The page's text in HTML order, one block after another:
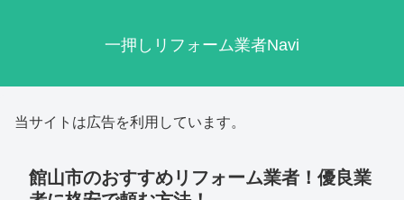
一押しリフォーム業者Navi
当サイトは広告を利用しています。
館山市のおすすめリフォーム業者！優良業